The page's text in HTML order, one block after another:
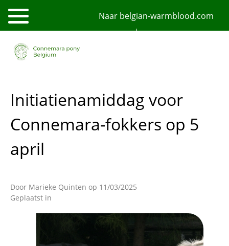
Overslaan
en
naar
inhoud
Naar belgian-warmblood.com
Initiatienamiddag voor
Connemara-fokkers op 5
april
Door Marieke Quinten op 11/03/2025
Geplaatst in
Afbeelding